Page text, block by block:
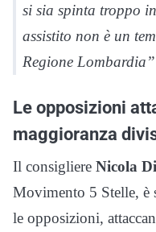
si sia spinta troppo
assistito non è un
Regione
Le opposizioni
maggioranza
Il consigliere Nicola
Movimento 5 Stelle, è
le opposizioni,